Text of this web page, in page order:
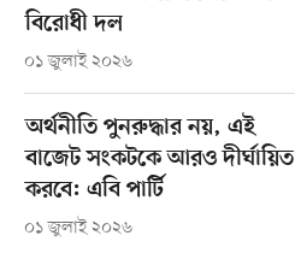
বিরোধী দল
০১ জুলাই ২০২৬
অর্থনীতি পুনরুদ্ধার নয়, এই
বাজেট সংকটকে আরও দীর্ঘায়িত
করবে: এবি পার্টি
০১ জুলাই ২০২৬